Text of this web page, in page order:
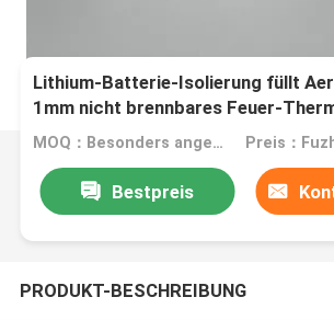
Lithium-Batterie-Isolierung füllt
1mm nicht brennbares Feuer-
MOQ：Besonders angefertigt
Bestpreis
PRODUKT-BESCHREIBUNG